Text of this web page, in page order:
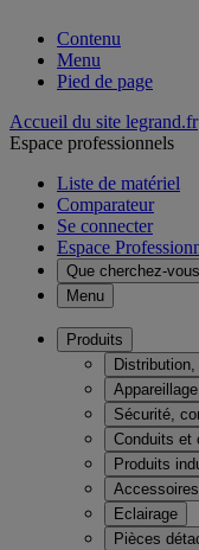
Contenu
Menu
Pied de page
Accueil du site legrand.fr
Espace professionnels
Liste de matériel
Comparateur
Se connecter
Espace
Que cherchez-
Menu
Produits
Sécurité,
Conduits et
Produits
Eclairage
Pièces